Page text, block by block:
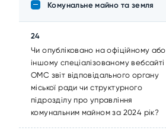
Комунальне майно та земля
24
Чи опубліковано на офіційному або
іншому спеціалізованому вебсайті
ОМС звіт відповідального органу
міської ради чи структурного
підрозділу про управління
комунальним майном за 2024 рік?